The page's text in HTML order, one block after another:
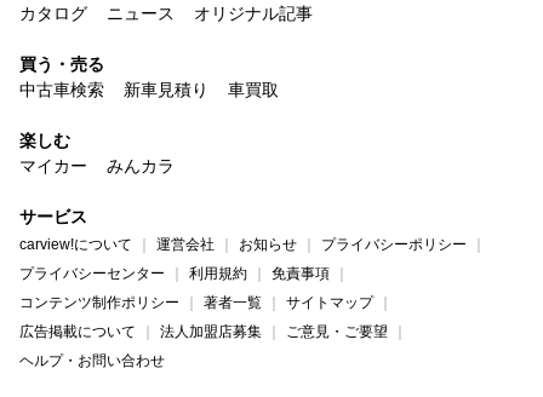
カタログ
ニュース オリジナル記事
買う・売る
中古車検索
新車見積り 車買取
楽しむ
マイカー
みんカラ
サービス
carview!について 運営会社 お知らせ
プライバシーポリシー
プライバシーセンター
利用規約
免責事項
コンテンツ制作ポリシー
著者一覧
サイトマップ
広告掲載について
法人加盟店募集
ご意見・ご要望
ヘルプ・お問い合わせ